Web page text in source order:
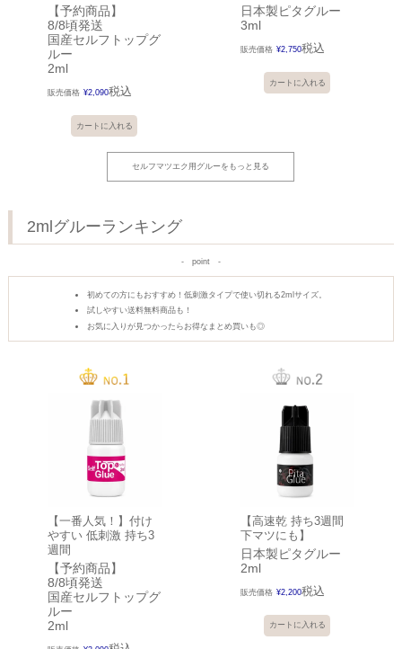
【予約商品】
8/8頃発送
国産セルフトップグ
ルー
2ml
販売価格 ¥2,090税込
カートに入れる
日本製ピタグルー
3ml
販売価格 ¥2,750税込
カートに入れる
セルフマツエク用グルーをもっと見る
2mlグルーランキング
point
初めての方にもおすすめ！低刺激タイプで使い切れる2mlサイズ。
試しやすい送料無料商品も！
お気に入りが見つかったらお得なまとめ買いも◎
【一番人気！】付け
やすい 低刺激 持ち3
週間
【予約商品】
8/8頃発送
国産セルフトップグ
ルー
2ml
【高速乾 持ち3週間
下マツにも】
日本製ピタグルー
2ml
販売価格 ¥2,200税込
カートに入れる